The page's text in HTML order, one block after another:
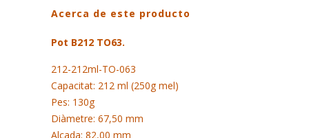
quantity
Acerca de este producto
Pot B212 TO63.
212-212ml-TO-063
Capacitat: 212 ml (250g mel)
Pes: 130g
Diàmetre: 67,50 mm
Alçada: 82,00 mm